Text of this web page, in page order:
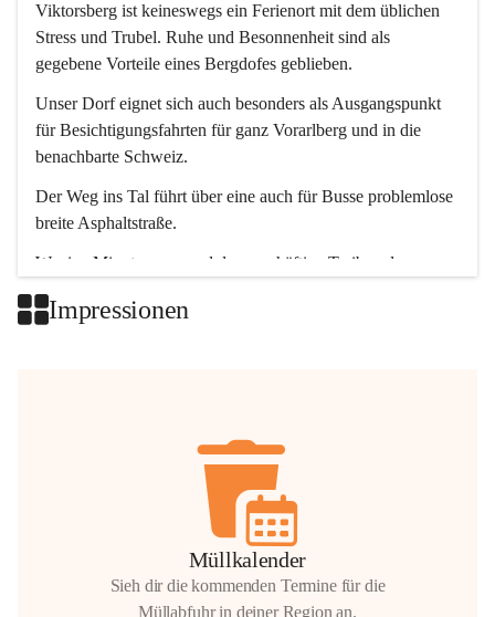
Viktorsberg ist keineswegs ein Ferienort mit dem üblichen
Stress und Trubel. Ruhe und Besonnenheit sind als
gegebene Vorteile eines Bergdofes geblieben.
Unser Dorf eignet sich auch besonders als Ausgangspunkt
für Besichtigungsfahrten für ganz Vorarlberg und in die
benachbarte Schweiz.
Der Weg ins Tal führt über eine auch für Busse problemlose
breite Asphaltstraße.
Wenige Minuten nur, und das geschäftige Treiben der
Impressionen
Müllkalender
Sieh dir die kommenden Termine für die
Müllabfuhr in deiner Region an.